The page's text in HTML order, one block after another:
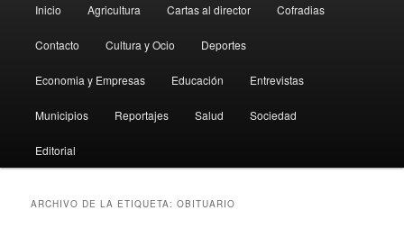
principal
Inicio Agricultura Cartas al director Cofradias
Contacto Cultura y Ocio Deportes
Economia y Empresas Educación Entrevistas
Municipios Reportajes Salud Sociedad
Editorial
ARCHIVO DE LA ETIQUETA:OBITUARIO